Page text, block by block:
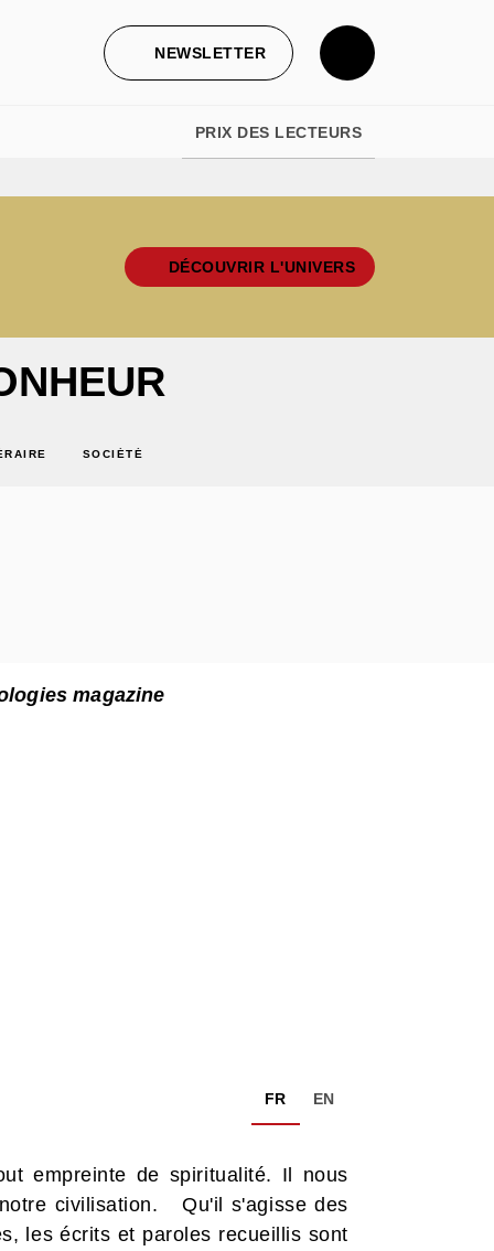
NEWSLETTER
PRIX DES LECTEURS
DÉCOUVRIR L'UNIVERS
SOCIÉTÉ
magazine
FR EN
empreinte de spiritualité. Il nous
civilisation. Qu'il s'agisse des
les écrits et paroles recueillis sont